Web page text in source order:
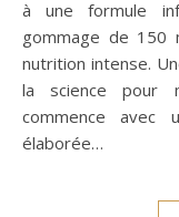
à une formule
gommage de 150
nutrition intense.
la science pour
commence avec
élaborée…